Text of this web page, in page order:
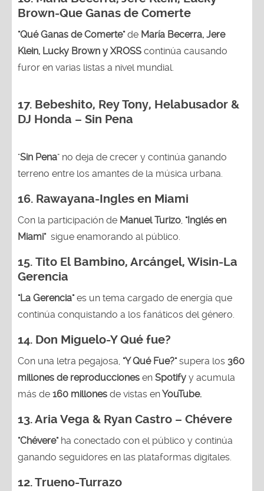
Brown-Que Ganas de Comerte
"Qué Ganas de Comerte"de María Becerra, Jere
Klein, Lucky Brown y XROSS continúa causando
furor en varias listas a nivel mundial.
17. Bebeshito, Rey Tony, Helabusador &
DJ Honda – Sin Pena
"Sin Pena" no deja de crecer y continúa ganando
terreno entre los amantes de la música urbana.
16. Rawayana-Ingles en Miami
Con la participación de Manuel Turizo, "Inglés en
Miami"sigue enamorando al público.
15. Tito El Bambino, Arcángel, Wisin-La
Gerencia
"La Gerencia"es un tema cargado de energía que
continúa conquistando a los fanáticos del género.
14. Don Miguelo-Y Qué fue?
Con una letra pegajosa, "Y Qué Fue?"supera los 360
millones de reproducciones en Spotify y acumula
más de 160 millones de vistas enYouTube.
13. Aria Vega & Ryan Castro – Chévere
"Chévere" ha conectado con el público y continúa
ganando seguidores en las plataformas digitales.
12.Trueno-Turrazo